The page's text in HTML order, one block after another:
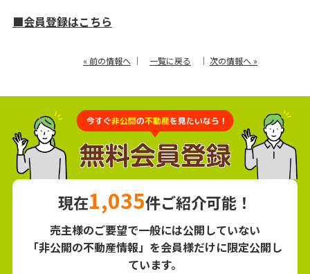
■会員登録はこちら
« 前の情報へ ｜ 一覧に戻る ｜ 次の情報へ »
現在1,035件ご紹介可能！
売主様のご要望で一般には公開していない
「非公開の不動産情報」を会員様だけに限定公開し
ています。